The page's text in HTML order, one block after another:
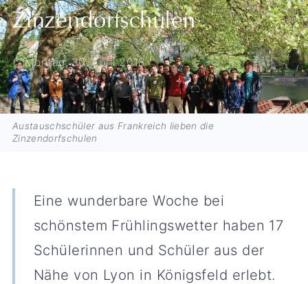
Zinzendorfschulen
Montag, 30. April 2018
Austauschschüler aus Frankreich lieben die
Zinzendorfschulen
Eine wunderbare Woche bei
schönstem Frühlingswetter haben 17
Schülerinnen und Schüler aus der
Nähe von Lyon in Königsfeld erlebt.